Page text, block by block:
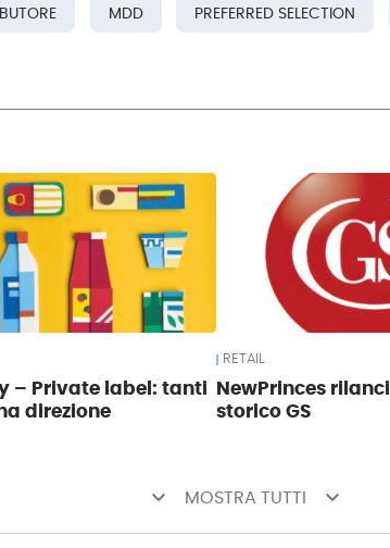
MDD PREFERRED SELECTION
– Private label: tanti
direzione
RETAIL
NewPrinces
storico GS
keyboard_arrow_down MOSTRA TUTTI keyboard_arrow_down